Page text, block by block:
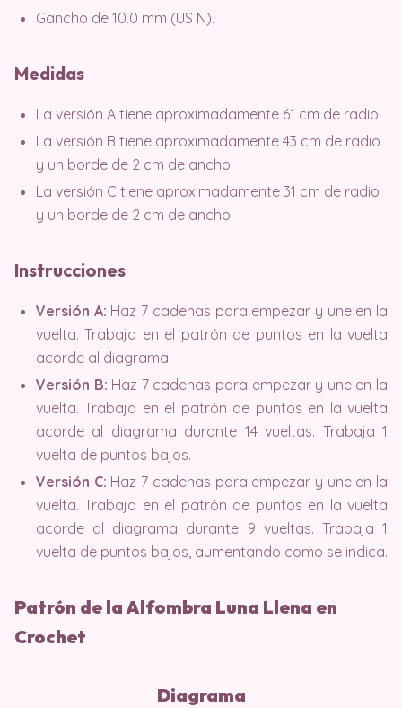
Gancho de 10.0 mm (US N).
Medidas
La versión A tiene aproximadamente 61 cm de radio.
La versión B tiene aproximadamente 43 cm de radio
y un borde de 2 cm de ancho.
La versión C tiene aproximadamente 31 cm de radio
y un borde de 2 cm de ancho.
Instrucciones
Versión A: Haz 7 cadenas para empezar y une en la
vuelta. Trabaja en el patrón de puntos en la vuelta
acorde al diagrama.
Versión B: Haz 7 cadenas para empezar y une en la
vuelta. Trabaja en el patrón de puntos en la vuelta
acorde al diagrama durante 14 vueltas. Trabaja 1
vuelta de puntos bajos.
Versión C: Haz 7 cadenas para empezar y une en la
vuelta. Trabaja en el patrón de puntos en la vuelta
acorde al diagrama durante 9 vueltas. Trabaja 1
vuelta de puntos bajos, aumentando como se indica.
Patrón de la Alfombra Luna Llena en
Crochet
Diagrama